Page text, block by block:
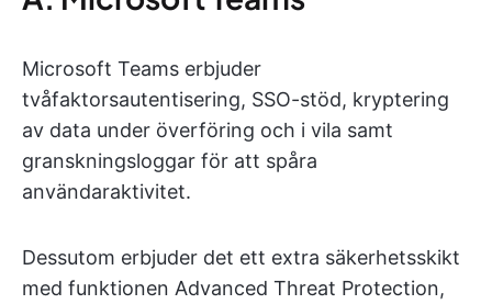
Microsoft Teams erbjuder
tvåfaktorsautentisering, SSO-stöd, kryptering
av data under överföring och i vila samt
granskningsloggar för att spåra
användaraktivitet.
Dessutom erbjuder det ett extra säkerhetsskikt
med funktionen Advanced Threat Protection,